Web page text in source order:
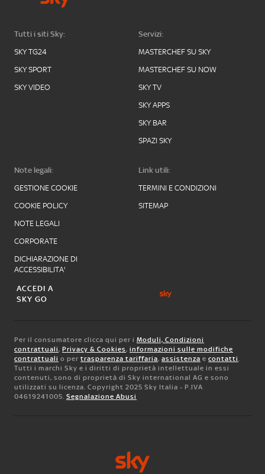
Tutti i siti Sky:
SKY TG24
SKY SPORT
SKY VIDEO
Servizi:
MASTERCHEF SU SKY
MASTERCHEF SU NOW
SKY TV
SKY APPS
SKY BAR
SPAZI SKY
Note legali:
GESTIONE COOKIE
COOKIE POLICY
NOTE LEGALI
CORPORATE
DICHIARAZIONE DI
ACCESSIBILITA'
Link utili:
TERMINI E CONDIZIONI
SITEMAP
ACCEDI A
SKY GO
Per il consumatore clicca qui per i Moduli, Condizioni
contrattuali, Privacy & Cookies, informazioni sulle modifiche
contrattuali o per trasparenza tariffaria, assistenza e contatti.
Tutti i marchi Sky e i diritti di proprietà intellettuale in essi
contenuti, sono di proprietà di Sky international AG e sono
utilizzati su licenza. Copyright 2025 Sky Italia - P.IVA
04619241005. Segnalazione Abusi